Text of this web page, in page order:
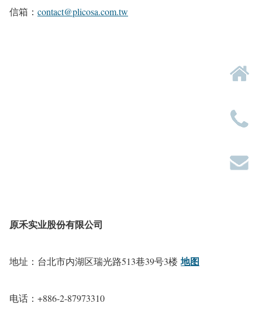
信箱： contact@plicosa.com.tw
原禾实业股份有限公司
地址：台北市内湖区瑞光路513巷39号3楼 地图
电话：+886-2-87973310